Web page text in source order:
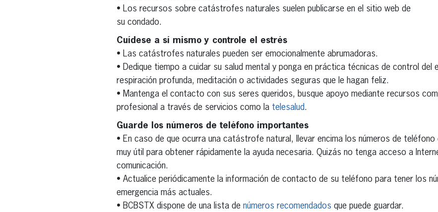
• Los recursos sobre catástrofes naturales suelen publicarse en el sitio web de
su condado.
Cuídese a sí mismo y controle el estrés
• Las catástrofes naturales pueden ser emocionalmente abrumadoras.
• Dedique tiempo a cuidar su salud mental y ponga en práctica técnicas de control
respiración profunda, meditación o actividades seguras que le hagan feliz.
• Mantenga el contacto con sus seres queridos, busque apoyo mediante recursos
profesional a través de servicios como la telesalud.
Guarde los números de teléfono importantes
• En caso de que ocurra una catástrofe natural, llevar encima los números de teléfono
muy útil para obtener rápidamente la ayuda necesaria. Quizás no tenga acceso a
comunicación.
• Actualice periódicamente la información de contacto de su teléfono para tener los
emergencia más actuales.
• BCBSTX dispone de una lista de números recomendados que puede guardar.